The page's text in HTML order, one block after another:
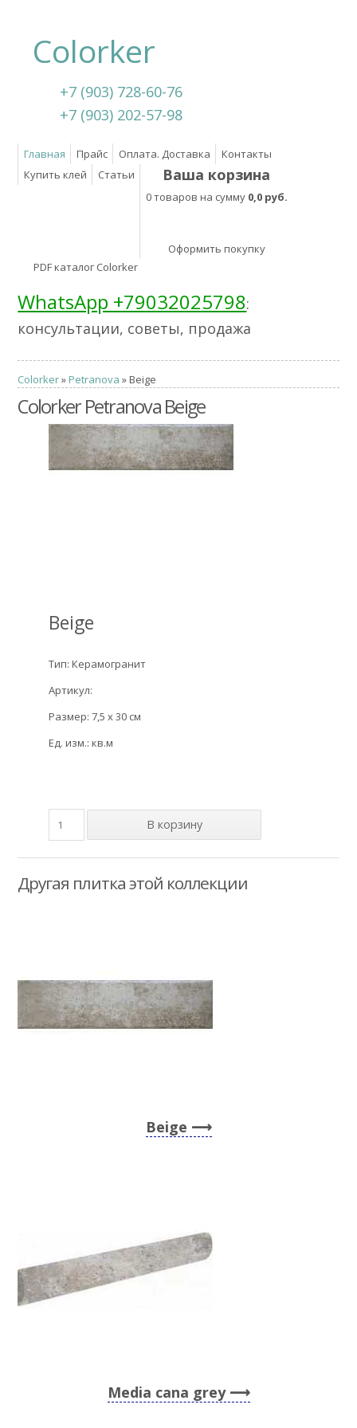
Colorker
+7 (903) 728-60-76
+7 (903) 202-57-98
Главная Прайс Оплата. Доставка
Контакты
Купить клей
Статьи Ваша корзина
0 товаров на сумму 0,0 руб.
Оформить покупку
PDF каталог Colorker
WhatsApp +79032025798:
консультации, советы, продажа
Colorker» Petranova » Beige
Colorker Petranova Beige
Beige
Тип: Керамогранит
Артикул:
Размер: 7,5 x 30 см
Ед. изм.: кв.м
Другая плитка этой коллекции
Beige
Media cana grey